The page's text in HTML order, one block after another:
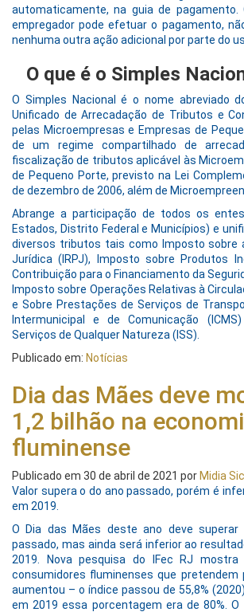
automaticamente, na guia de pagamento.
empregador pode efetuar o pagamento,
nenhuma outra ação adicional por parte do
O que é o Simples
O Simples Nacional é o nome abreviado
Unificado de Arrecadação de Tributos e
pelas Microempresas e Empresas de
de um regime compartilhado de
fiscalização de tributos aplicável às
de Pequeno Porte, previsto na Lei
de dezembro de 2006, além de
Abrange a participação de todos os
Estados, Distrito Federal e Municípios) e
diversos tributos tais como Imposto sobre
Jurídica (IRPJ), Imposto sobre Produtos
Contribuição para o Financiamento da
Imposto sobre Operações Relativas à
e Sobre Prestações de Serviços de
Intermunicipal e de Comunicação
Serviços de Qualquer Natureza (ISS).
Publicado em: Notícias
Dia das Mães deve
1,2 bilhão na
fluminense
Publicado em 30 de abril de 2021 por Midia
Valor supera o do ano passado, porém é
em 2019.
O Dia das Mães deste ano deve
passado, mas ainda será inferior ao
2019. Nova pesquisa do IFec RJ
consumidores fluminenses que pretendem
aumentou – o índice passou de 55,8%
em 2019 essa porcentagem era de 80%.